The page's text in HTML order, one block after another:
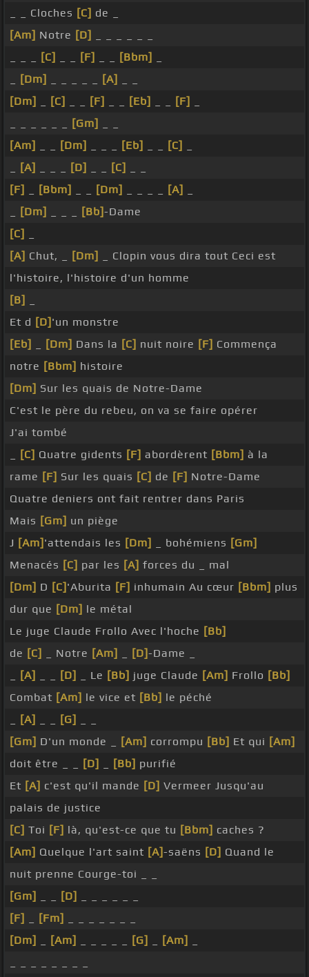
_ _ Cloches [C] de _
[Am] Notre [D]
[C] [F] [Bbm]
[Dm] [A]
[Dm]
[C] [F] [Eb] [F]
[Gm]
[Am]
[Dm] [Eb] [C]
[A] [D] [C]
[F]
[Bbm] [Dm] [A]
[Dm] [Bb]-Dame
[C]
[A] Chut, _ [Dm]
_ Clopin vous dira tout Ceci est
l'histoire, l'histoire d'un homme
[B]
Et d [D] 'un monstre
[Eb]
[Dm] Dans la [C] nuit noire [F] Commença
notre [Bbm] histoire
[Dm] Sur les quais de Notre-Dame
C'est le père du rebeu, on va se faire opérer
J'ai tombé
[C] Quatre gidents [F] abordèrent [Bbm] à la
rame [F] Sur les quais [C] de [F] Notre-Dame
Quatre deniers ont fait rentrer dans Paris
Mais [Gm] un piège
J [Am] 'attendais les [Dm] _ bohémiens [Gm]
Menacés [C] par les [A] forces du _ mal
[Dm] D [C] 'Aburita [F] inhumain Au cœur [Bbm] plus
dur que [Dm] le métal
Le juge Claude Frollo Avec l'hoche [Bb]
de [C] _ Notre [Am] [D]-Dame _
[A] [D] _ Le [Bb] juge Claude [Am] Frollo [Bb]
Combat [Am] le vice et [Bb] le péché
[A] [G]
[Gm] D'un monde _ [Am] corrompu [Bb] Et qui [Am]
doit être _ _
[D] [Bb] purifié
Et [A] c'est qu'il mande [D] Vermeer Jusqu'au
palais de justice
[C] Toi [F] là, qu'est-ce que tu [Bbm] caches ?
[Am] Quelque l'art saint [A]-saëns [D] Quand le
nuit prenne Courge-toi _ _
[Gm]
[D]
[F]
[Fm]
[Dm]
[Am] [G] [Am]